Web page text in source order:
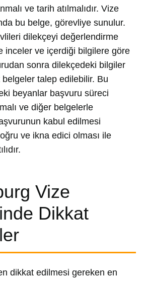
ve tarih atılmalıdır. Vize
bu belge, görevliye sunulur.
dilekçeyi değerlendirme
inceler ve içerdiği bilgilere göre
sonra dilekçedeki bilgiler
talep edilebilir. Bu
beyanlar başvuru süreci
ve diğer belgelerle
kabul edilmesi
ve ikna edici olması ile
Vize
Dikkat
dikkat edilmesi gereken en